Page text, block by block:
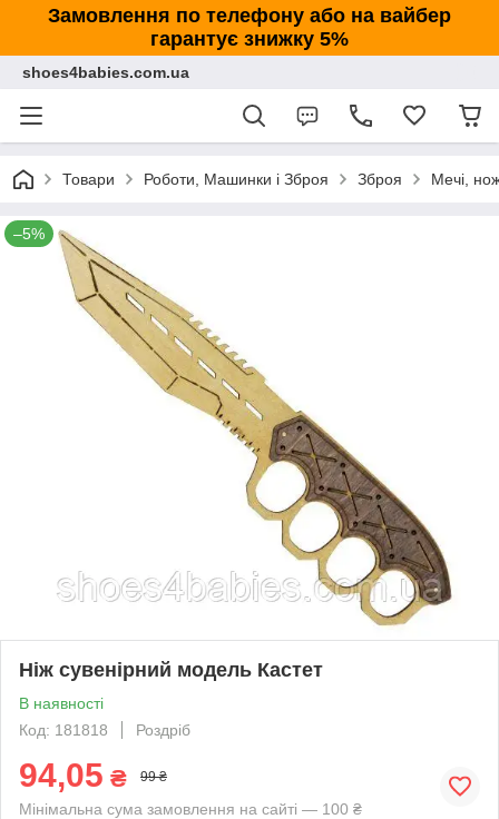
Замовлення по телефону або на вайбер
гарантує знижку 5%
shoes4babies.com.ua
Товари Роботи, Машинки і Зброя Зброя Мечі,
–5%
Ніж сувенірний модель Кастет
В наявності
Код: 181818
Роздріб
94,05 ₴ 99 ₴
Мінімальна сума замовлення на сайті — 100 ₴